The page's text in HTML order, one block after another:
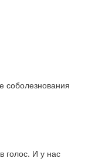
соболезнования
голос. И у нас